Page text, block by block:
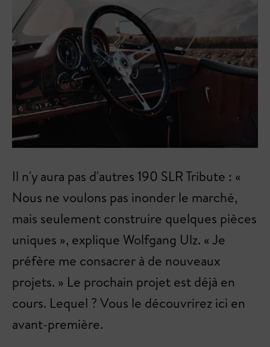
Il n'y aura pas d'autres 190 SLR Tribute : «
Nous ne voulons pas inonder le marché,
mais seulement construire quelques pièces
uniques », explique Wolfgang Ulz. « Je
préfère me consacrer à de nouveaux
projets. » Le prochain projet est déjà en
cours. Lequel ? Vous le découvrirez ici en
avant-première.